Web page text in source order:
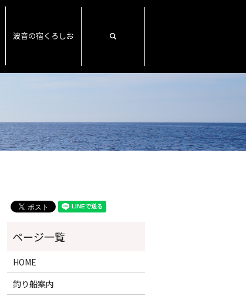
波音の宿くろしお
HOME
釣り船案内